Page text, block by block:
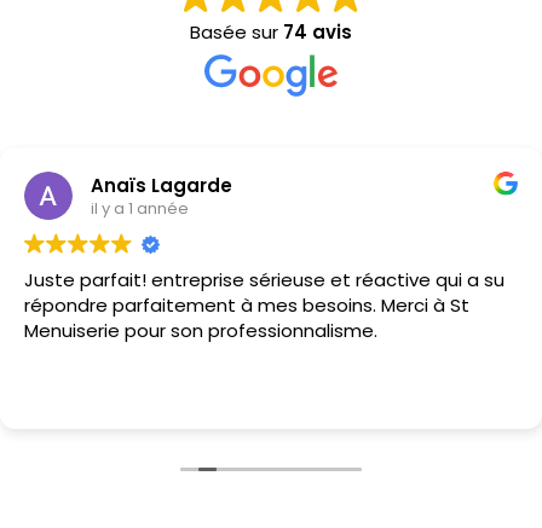
Basée sur 74 avis
Anaïs Lagarde
il y a 1 année
Juste parfait! entreprise sérieuse et réactive qui a su
répondre parfaitement à mes besoins. Merci à St
Menuiserie pour son professionnalisme.